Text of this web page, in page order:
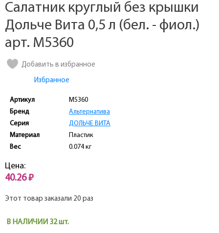
Салатник круглый без крышки
Дольче Вита 0,5 л (бел. - фиол.)
арт. M5360
Добавить в избранное
Избранное
Артикул
M5360
Бренд
Альтернатива
Серия
ДОЛЬЧЕ ВИТА
Материал
Пластик
Вес
0.074 кг
Цена:
40.26 ₽
Этот товар заказали 20 раз
В НАЛИЧИИ 32 шт.